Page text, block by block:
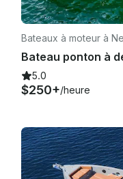
Bateaux à moteur à
5.0
$250+/heure